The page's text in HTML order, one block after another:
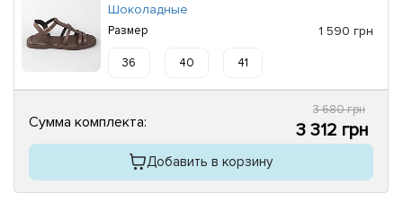
Шоколадные
Размер 1 590 грн
36 40 41
Сумма комплекта:
3 680 грн
3 312 грн
Добавить в корзину